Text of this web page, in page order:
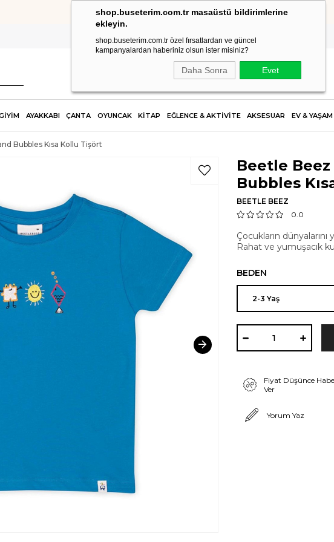
shop.buseterim.com.tr masaüstü bildirimlerine
ekleyin.
shop.buseterim.com.tr özel fırsatlardan ve güncel
kampanyalardan haberiniz olsun ister misiniz?
Daha Sonra Evet
HIZLI KARGO
AYAKKABI ÇANTA OYUNCAK KİTAP EĞLENCE & AKTİVİTE AKSESUAR EV & YAŞAM
Bubbles Kısa Kollu Tişört
Beetle
Bubbles
BEETLE BEEZ
0.0
Çocukların
Rahat ve yumuşacık
BEDEN
Fiyat Düşünce
Ver
Yorum Yaz